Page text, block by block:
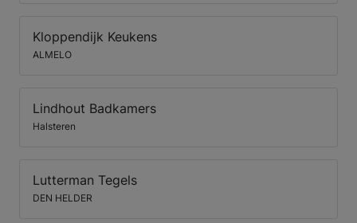
Kloppendijk Keukens
ALMELO
Lindhout Badkamers
Halsteren
Lutterman Tegels
DEN HELDER